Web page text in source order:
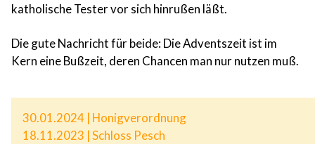
katholische Tester vor sich hinrußen läßt.
Die gute Nachricht für beide: Die Adventszeit ist im
Kern eine Bußzeit, deren Chancen man nur nutzen muß.
30.01.2024 | Honigverordnung
18.11.2023 | Schloss Pesch